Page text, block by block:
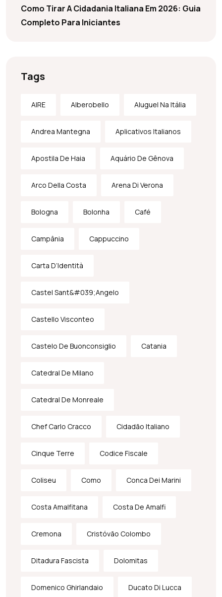
Como Tirar A Cidadania Italiana Em 2026: Guia
Completo Para Iniciantes
Tags
AIRE Alberobello Aluguel Na Itália
Andrea Mantegna Aplicativos Italianos
Apostila De Haia Aquário De Gênova
Arco Della Costa Arena Di Verona
Bologna Bolonha Café
Campânia Cappuccino
Carta D’Identità
Castel Sant&#039;Angelo
Castello Visconteo
Castelo De Buonconsiglio Catania
Catedral De Milano
Catedral De Monreale
Chef Carlo Cracco Cidadão Italiano
Cinque Terre Codice Fiscale
Coliseu Como Conca Dei Marini
Costa Amalfitana Costa De Amalfi
Cremona Cristóvão Colombo
Ditadura Fascista Dolomitas
Domenico Ghirlandaio Ducato Di Lucca